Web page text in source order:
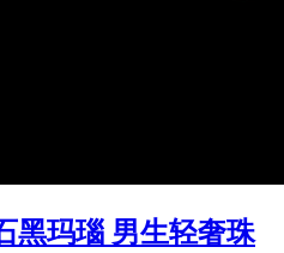
黑玛瑙 男生轻奢珠